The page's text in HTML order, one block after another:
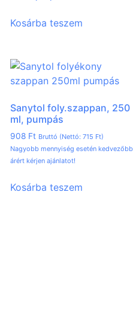
Kosárba teszem
Sanytol foly.szappan, 250
ml, pumpás
908 Ft Bruttó (Nettó: 715 Ft)
Nagyobb mennyiség esetén kedvezőbb
árért kérjen ajánlatot!
Kosárba teszem